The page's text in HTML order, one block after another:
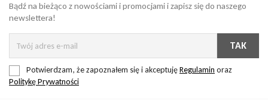
Bądź na bieżąco z nowościami i promocjami i zapisz się do naszego
newslettera!
Potwierdzam, że zapoznałem się i akceptujęRegulamin oraz
Politykę Prywatności